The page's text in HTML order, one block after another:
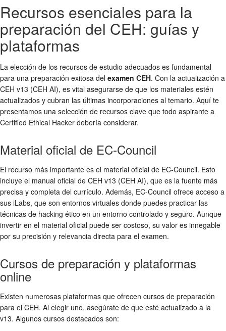
Recursos esenciales para la
preparación del CEH: guías y
plataformas
La elección de los recursos de estudio adecuados es fundamental
para una preparación exitosa del examen CEH. Con la actualización a
CEH v13 (CEH AI), es vital asegurarse de que los materiales estén
actualizados y cubran las últimas incorporaciones al temario. Aquí te
presentamos una selección de recursos clave que todo aspirante a
Certified Ethical Hacker debería considerar.
Material oficial de EC-Council
El recurso más importante es el material oficial de EC-Council. Esto
incluye el manual oficial de CEH v13 (CEH AI), que es la fuente más
precisa y completa del currículo. Además, EC-Council ofrece acceso a
sus iLabs, que son entornos virtuales donde puedes practicar las
técnicas de hacking ético en un entorno controlado y seguro. Aunque
invertir en el material oficial puede ser costoso, su valor es innegable
por su precisión y relevancia directa para el examen.
Cursos de preparación y plataformas
online
Existen numerosas plataformas que ofrecen cursos de preparación
para el CEH. Al elegir uno, asegúrate de que esté actualizado a la
v13. Algunos cursos destacados son: